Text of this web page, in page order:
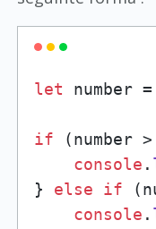
let number =
if (number >
console .
} else if
console .